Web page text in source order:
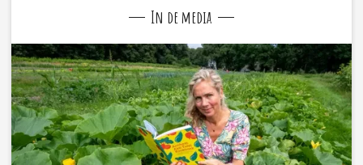
In de media